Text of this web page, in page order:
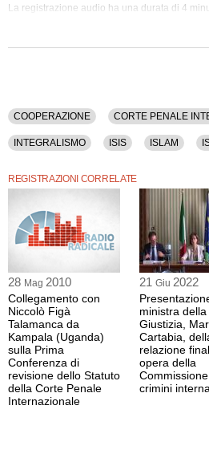
La registrazione audio ha una durata di 4
COOPERAZIONE CORTE PENALE
INTEGRALISMO ISIS ISLAM
REGISTRAZIONI CORRELATE
28 Mag 2010
Collegamento con
Niccolò Figà
Talamanca da
Kampala (Uganda)
sulla Prima
Conferenza di
revisione dello Statuto
della Corte Penale
Internazionale
21 Giu 2022
ministra della
Giustizia,
Cartabia,
relazione
opera della
crimini